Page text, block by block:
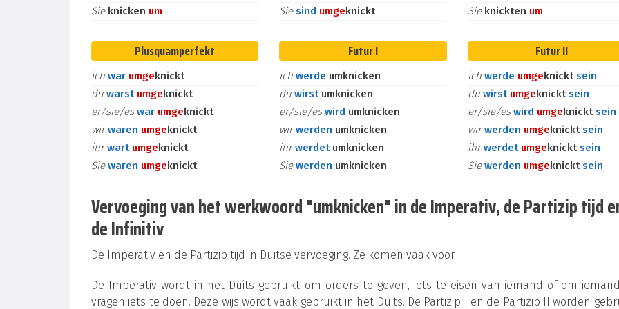
Sie knicken um
Siesind umgeknickt
Sie knickten um
Plusquamperfekt
ich war umgeknickt
du warst umgeknickt
er/sie/eswar umgeknickt
wirwaren umgeknickt
ihrwart umgeknickt
Siewaren umgeknickt
Futur I
ichwerde umknicken
duwirst umknicken
er/sie/eswird umknicken
wirwerden umknicken
ihrwerdet umknicken
Siewerden umknicken
Futur II
ich werde umgeknicktsein
du wirst umgeknicktsein
er/sie/eswird umgeknicktsein
wirwerden umgeknicktsein
ihrwerdet umgeknicktsein
Siewerden umgeknicktsein
Vervoeging van het werkwoord "umknicken" in de Imperativ, de Partizip tijd
de Infinitiv
De Imperativ en de Partizip tijd in Duitse vervoeging. Ze komen vaak voor.
De Imperativ wordt in het Duits gebruikt om orders te geven, iets te eisen van iemand of om
vragen iets te doen. Deze wijs wordt vaak gebruikt in het Duits. De Partizip I en de Partizip II worden